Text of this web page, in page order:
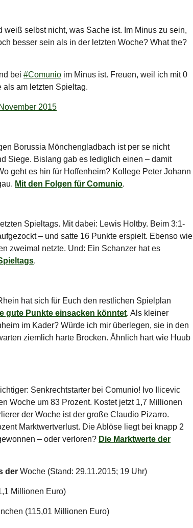
weiß selbst nicht, was Sache ist. Im Minus zu sein,
besser sein als in der letzten Woche? What the?
bei #Comunio im Minus ist. Freuen, weil ich mit 0
als am letzten Spieltag.
2015
Borussia Mönchengladbach ist per se nicht
Siege. Bislang gab es lediglich einen – damit
geht es hin für Hoffenheim? Kollege Peter Johann
Mit den Folgen für Comunio.
Spieltags. Mit dabei: Lewis Holtby. Beim 3:1-
– und satte 16 Punkte erspielt. Ebenso wie
zweimal netzte. Und: Ein Schanzer hat es
.
hat sich für Euch den restlichen Spielplan
gute Punkte einsacken könntet. Als kleiner
im Kader? Würde ich mir überlegen, sie in den
ziemlich harte Brocken. Ähnlich hart wie Huub
Senkrechtstarter bei Comunio! Ivo Ilicevic
Woche um 83 Prozent. Kostet jetzt 1,7 Millionen
der Woche ist der große Claudio Pizarro.
Marktwertverlust. Die Ablöse liegt bei knapp 2
– oder verloren? Die Marktwerte der
der Woche (Stand: 29.11.2015; 19 Uhr)
Millionen Euro)
(115,01 Millionen Euro)